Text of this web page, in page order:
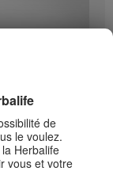
de
le voulez.
Herbalife
vous et votre
de base de la
personnelles.